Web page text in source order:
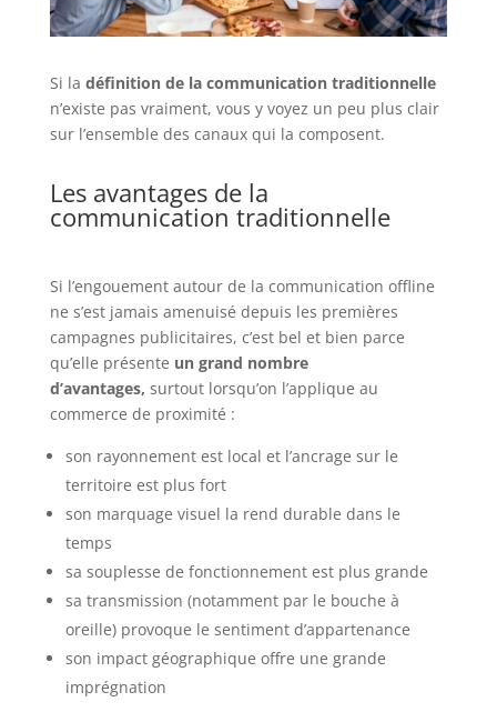
Si la définition de la communication traditionnelle
n’existe pas vraiment, vous y voyez un peu plus clair
sur l’ensemble des canaux qui la composent.
Les avantages de la
communication traditionnelle
Si l’engouement autour de la communication offline
ne s’est jamais amenuisé depuis les premières
campagnes publicitaires, c’est bel et bien parce
qu’elle présente un grand nombre
d’avantages, surtout lorsqu’on l’applique au
commerce de proximité :
son rayonnement est local et l’ancrage sur le
territoire est plus fort
son marquage visuel la rend durable dans le
temps
sa souplesse de fonctionnement est plus grande
sa transmission (notamment par le bouche à
oreille) provoque le sentiment d’appartenance
son impact géographique offre une grande
imprégnation